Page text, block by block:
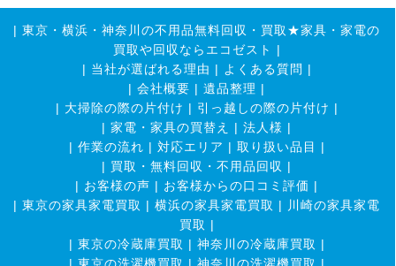
| 東京・横浜・神奈川の不用品無料回収・買取★家具・家電の
買取や回収ならエコゼスト
|
| 当社が選ばれる理由 | よくある質問 |
| 会社概要 | 遺品整理 |
| 大掃除の際の片付け | 引っ越しの際の片付け |
| 家電・家具の買替え | 法人様 |
| 作業の流れ | 対応エリア | 取り扱い品目
|
| 買取・無料回収・不用品回収 |
| お客様の声 | お客様からの口コミ評価 |
| 東京の家具家電買取 | 横浜の家具家電買取 | 川崎の家具家電
買取 |
| 東京の冷蔵庫買取 | 神奈川の冷蔵庫買取 |